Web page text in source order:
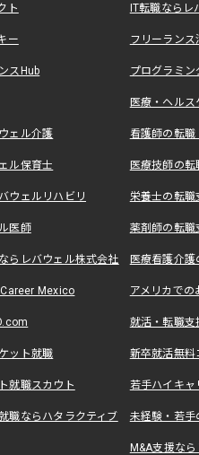
ト IT転職なら
ー フリーラン
スHub プログラミ
医療・ヘル
ェル介護 看護師の転
ル保育士 医療技師の
ウェルリハビリ 栄養士の転
医師 薬剤師の転
らレバウェル株式会社 医療看護介
Mexico アメリカで
就活・転職
ット就職 新卒就活無料
就職スカウト 若手ハイキ
職ならハタラクティブ 未経験・若手
M&A支援な